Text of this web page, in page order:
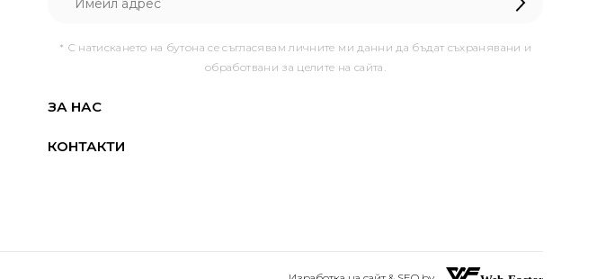
ЗА НАС
КОНТАКТИ
* С натискането на бутона се съгласявам личните ми данни да бъдат съхранявани и
обработвани за целите на сайта.